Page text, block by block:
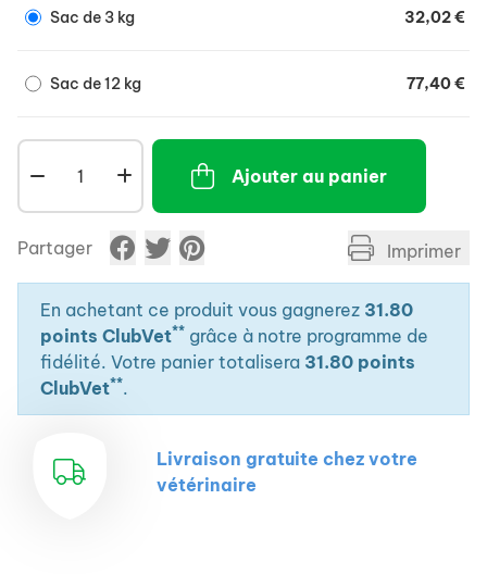
Sac de 3 kg 32,02 €
Sac de 12 kg 77,40 €
Ajouter au panier
Partager Imprimer
En achetant ce produit vous gagnerez 31.80
points ClubVet** grâce à notre programme de
fidélité. Votre panier totalisera 31.80 points
ClubVet**.
Livraison gratuite chez votre
vétérinaire